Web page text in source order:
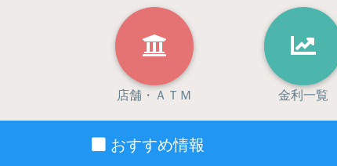
⑬保証機関が与信判断、与信後の管理等、
⑭債権譲渡先が債権管理等、適切な業務の
⑮その他、申込人とのお取引を適切かつ円滑
なお、信用金庫は、特定の個人情報の利
○信用金庫法施行規則第110条等により、個
○信用金庫法施行規則第111条等により、人
店舗・ＡＴＭ 金利一覧
おすすめ情報